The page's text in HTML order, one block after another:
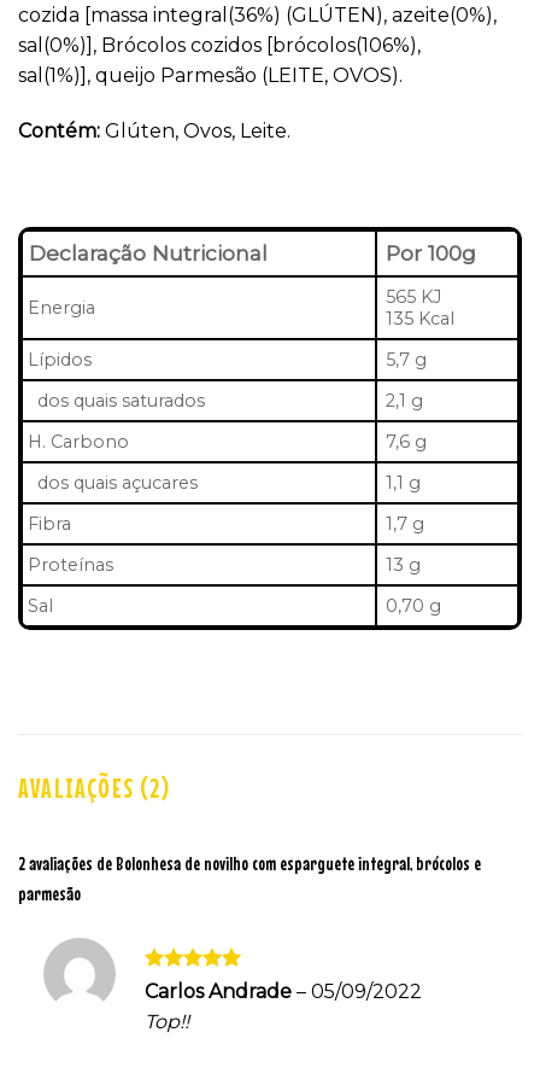
cozida [massa integral(36%) (GLÚTEN), azeite(0%),
sal(0%)], Brócolos cozidos [brócolos(106%),
sal(1%)], queijo Parmesão (LEITE, OVOS).
Contém: Glúten, Ovos, Leite.
Declaração Nutricional Por 100g
Energia
565 KJ
135 Kcal
Lípidos
5,7 g
dos quais saturados
2,1 g
H. Carbono
7,6 g
dos quais açucares
1,1 g
Fibra
1,7 g
Proteínas
13 g
Sal
0,70 g
AVALIAÇÕES (2)
2 avaliações deBolonhesa de novilho com esparguete integral, brócolos e
parmesão
Avaliação5
de 5
Carlos Andrade – 05/09/2022
Top!!